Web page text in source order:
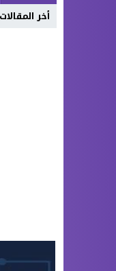
أخر المقالاتالسعيدية ترفع